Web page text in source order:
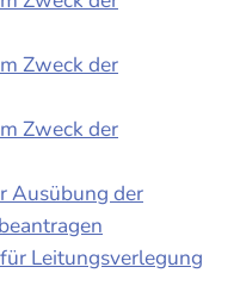
Zweck der
Zweck der
Ausübung der
Leitungsverlegung